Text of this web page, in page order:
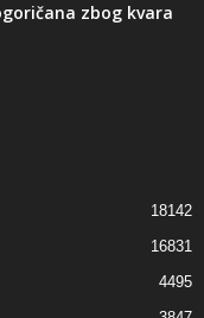
zbog kvara
18142
16831
4495